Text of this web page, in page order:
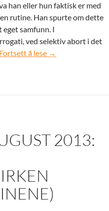
han eller hun faktisk er med
rutine. Han spurte om dette
eget samfunn. I
ved selektiv abort i det
Fortsett å lese Tirsdag 8.
→
2013: